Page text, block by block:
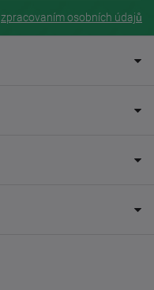
zpracovaním osobních údajů